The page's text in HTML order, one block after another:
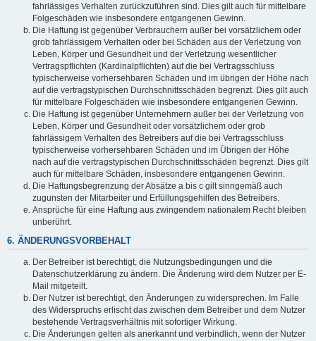
fahrlässiges Verhalten zurückzuführen sind. Dies gilt auch für mittelbare
Folgeschäden wie insbesondere entgangenen Gewinn.
Die Haftung ist gegenüber Verbrauchern außer bei vorsätzlichem oder
grob fahrlässigem Verhalten oder bei Schäden aus der Verletzung von
Leben, Körper und Gesundheit und der Verletzung wesentlicher
Vertragspflichten (Kardinalpflichten) auf die bei Vertragsschluss
typischerweise vorhersehbaren Schäden und im übrigen der Höhe nach
auf die vertragstypischen Durchschnittsschäden begrenzt. Dies gilt auch
für mittelbare Folgeschäden wie insbesondere entgangenen Gewinn.
Die Haftung ist gegenüber Unternehmern außer bei der Verletzung von
Leben, Körper und Gesundheit oder vorsätzlichem oder grob
fahrlässigem Verhalten des Betreibers auf die bei Vertragsschluss
typischerweise vorhersehbaren Schäden und im Übrigen der Höhe
nach auf die vertragstypischen Durchschnittsschäden begrenzt. Dies gilt
auch für mittelbare Schäden, insbesondere entgangenen Gewinn.
Die Haftungsbegrenzung der Absätze a bis c gilt sinngemäß auch
zugunsten der Mitarbeiter und Erfüllungsgehilfen des Betreibers.
Ansprüche für eine Haftung aus zwingendem nationalem Recht bleiben
unberührt.
6. ÄNDERUNGSVORBEHALT
Der Betreiber ist berechtigt, die Nutzungsbedingungen und die
Datenschutzerklärung zu ändern. Die Änderung wird dem Nutzer per E-
Mail mitgeteilt.
Der Nutzer ist berechtigt, den Änderungen zu widersprechen. Im Falle
des Widerspruchs erlischt das zwischen dem Betreiber und dem Nutzer
bestehende Vertragsverhältnis mit sofortiger Wirkung.
Die Änderungen gelten als anerkannt und verbindlich, wenn der Nutzer